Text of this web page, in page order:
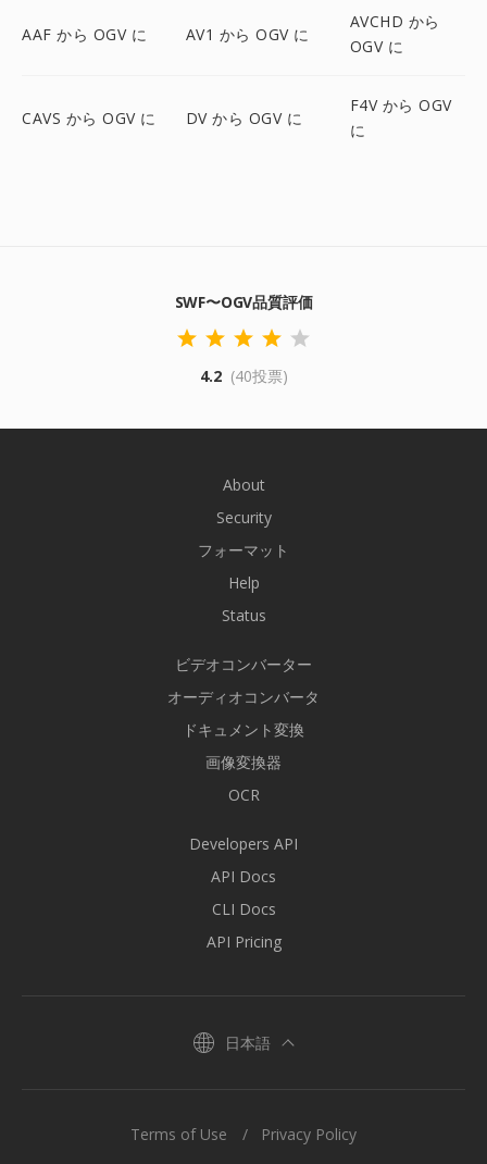
AAF から OGV に AV1 から OGV に
AVCHD から
OGV に
CAVS から OGV に DV から OGV に
F4V から OGV
に
SWF〜OGV品質評価
4.2 (40投票)
About
Security
フォーマット
Help
Status
ビデオコンバーター
オーディオコンバータ
ドキュメント変換
画像変換器
OCR
Developers API
API Docs
CLI Docs
API Pricing
日本語
Terms of Use Privacy Policy